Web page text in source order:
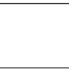
produits